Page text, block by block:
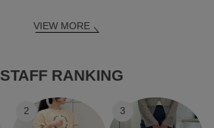
VIEW MORE
STAFF RANKING
2 3